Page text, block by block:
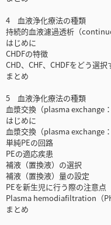
4 血液浄化療法の種類
持続的血液濾過透析（
はじめに
CHDFの特徴
CHD、CHF、CHDFをどう選択
まとめ
5 血液浄化療法の種類
血漿交換（plasma exchange：
はじめに
血漿交換（plasma exchange
単純PEの回路
PEの適応疾患
補液（置換液）の選択
補液（置換液）量の設定
PEを新生児に行う際の注意点
Plasma hemodiafiltration（
まとめ